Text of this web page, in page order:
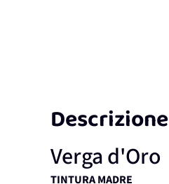
Descrizione
Verga d'Oro
TINTURA MADRE